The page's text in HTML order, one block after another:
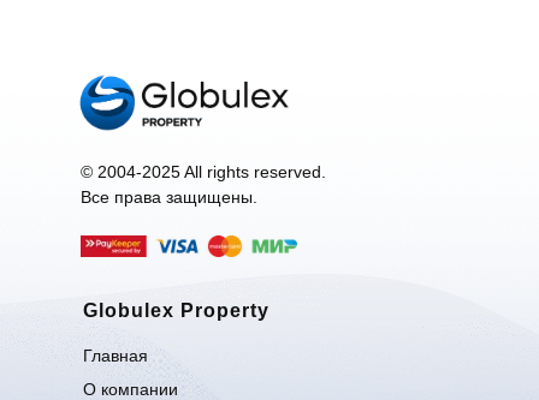
Globulex Property
Главная
О компании
© 2004-2025 All rights reserved.
Все права защищены.